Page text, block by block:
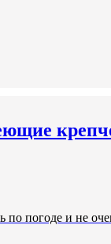
по погоде и не